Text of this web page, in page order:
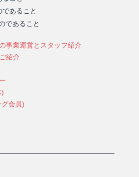
であること
であること
事業運営とスタッフ紹介
紹介
)
会員)